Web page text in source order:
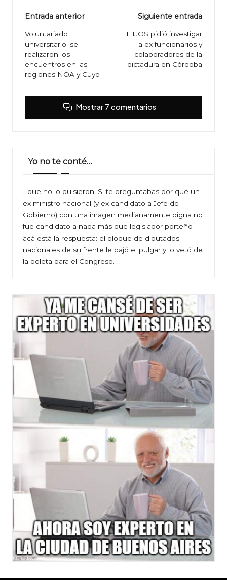
Navegación
de
entradas
Entrada anterior
Voluntariado
universitario: se
realizaron los
encuentros en las
regiones NOA y Cuyo
Siguiente entrada
HIJOS pidió investigar
a ex funcionarios y
colaboradores de la
dictadura en Córdoba
Mostrar 7 comentarios
Yo no te conté…
…que no lo quisieron. Si te preguntabas por qué un
ex ministro nacional (y ex candidato a Jefe de
Gobierno) con una imagen medianamente digna no
fue candidato a nada más que legislador porteño
acá está la respuesta: el bloque de diputados
nacionales de su frente le bajó el pulgar y lo vetó de
la boleta para el Congreso.